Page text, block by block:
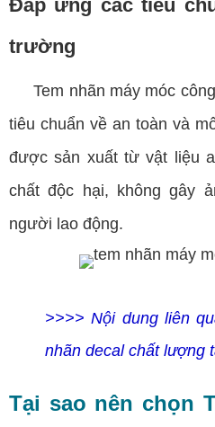
Đáp ứng các tiêu
trường
Tem nhãn máy móc
tiêu chuẩn về an toàn và
được sản xuất từ vật liệu
chất độc hại, không gây
người lao động.
>>>> Nội dung liên
nhãn decal chất lượng
Tại sao nên chọn